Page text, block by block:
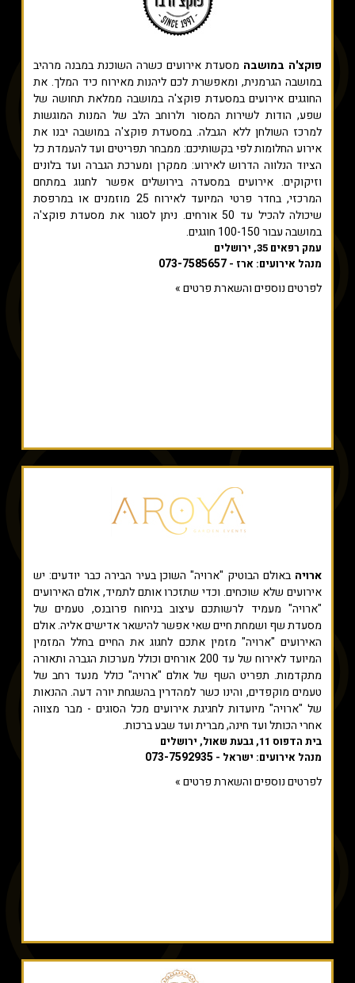
פוקצ'ה במושבה מסעדת אירועים כשרה השוכנת במבנה מרהיב
במושבה הגרמנית, ומאפשרת לכם ליהנות מאירוח כיד המלך. את
החוגגים אירועים במסעדת פוקצ'ה במושבה ממלאת תחושה של
שפע, הודות לשירות המסור ולרוחב הלב של המנות המוגשות
למרכז השולחן ללא הגבלה. במסעדת פוקצ'ה במושבה יבנו את
אירוע החלומות לפי בקשותיכם: ממבחר תפריטים ועד להעמדת כל
הציוד הנלווה הדרוש לאירוע: ממקרן ומערכת הגברה ועד בלונים
וזיקוקים. אירועים במסעדה בירושלים אפשר לחגוג במתחם
המרכזי, בחדר פרטי המיועד לאירוח 25 מוזמנים או במרפסת
שיכולה להכיל עד 50 אורחים. ניתן לסגור את מסעדת פוקצ'ה
במושבה עבור 100-150 חוגגים.
עמק רפאים 35, ירושלים
מנהל אירועים: ארז - 073-7585657
לפרטים נוספים והשארת פרטים »
ארויה באולם הבוטיק "ארויה" השוכן בעיר הבירה כבר יודעים: יש
אירועים שלא שוכחים. וכדי שתזכרו אותם לתמיד, אולם האירועים
"ארויה" מעמיד לרשותכם עיצוב בניחוח פרובנס, טעמים של
מסעדת שף ושמחת חיים שאי אפשר להישאר אדישים אליה. אולם
האירועים "ארויה" מזמין אתכם לחגוג את החיים בחלל המזמין
המיועד לאירוח של עד 200 אורחים וכולל מערכות הגברה ותאורה
מתקדמות. תפריט השף של אולם "ארויה" כולל מנעד רחב של
טעמים מוקפדים, והינו כשר למהדרין בהשגחת יורה דעה. ההנאות
של "ארויה" מיועדות לחגיגת אירועים מכל הסוגים - מבר מצווה
אחרי הכותל ועד חינה, מברית ועד שבע ברכות.
בית הדפוס 11, גבעת שאול, ירושלים
מנהל אירועים: ישראל - 073-7592935
לפרטים נוספים והשארת פרטים »